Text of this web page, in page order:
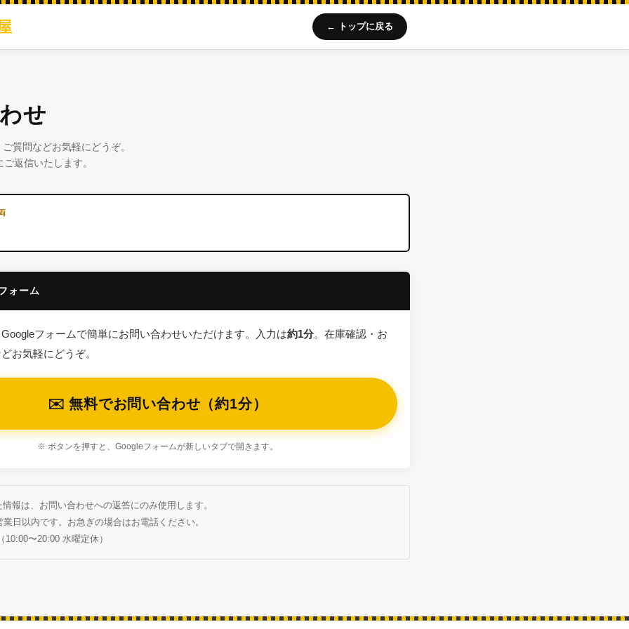
← トップに戻る
せ
質問などお気軽にどうぞ。
返信いたします。
ォーム
フォームで簡単にお問い合わせいただけます。入力は約1分。在庫確認・お
お気軽にどうぞ。
✉️ 無料でお問い合わせ（約1分）
※ ボタンを押すと、Googleフォームが新しいタブで開きます。
報は、お問い合わせへの返答にのみ使用します。
日以内です。お急ぎの場合はお電話ください。
10:00〜20:00 水曜定休）